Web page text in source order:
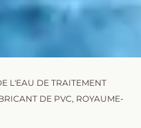
L'EAU DE TRAITEMENT
DE PVC, ROYAUME-